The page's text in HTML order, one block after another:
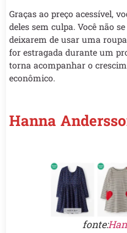
Graças ao preço acessível,
deles sem culpa. Você não
deixarem de usar uma
for estragada durante um
torna acompanhar o
econômico.
Hanna
fonte: